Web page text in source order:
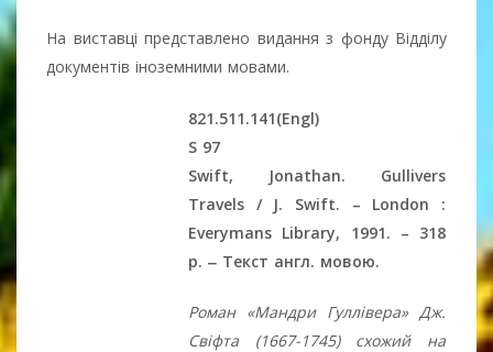
На виставці представлено видання з фонду Відділу
документів іноземними мовами.
821.511.141(Engl)
S 97
Swift, Jonathan. Gullivers
Travels / J. Swift. – London :
Everymans Library, 1991. – 318
p. ‒ Текст англ. мовою.
Роман «Мандри Гуллівера» Дж.
Свіфта (1667-1745) схожий на